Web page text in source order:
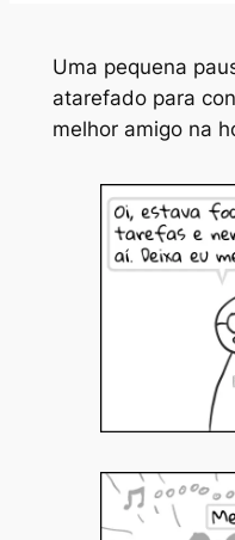
Uma pequena
atarefado para
melhor amigo na